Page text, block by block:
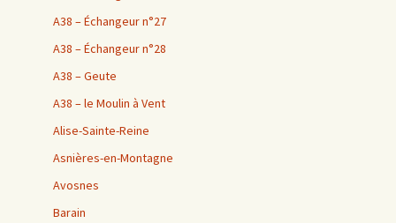
A38 – Échangeur n°27
A38 – Échangeur n°28
A38 – Geute
A38 – le Moulin à Vent
Alise-Sainte-Reine
Asnières-en-Montagne
Avosnes
Barain